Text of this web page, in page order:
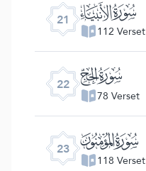
21 ﮡ
112 Verset
22 ﮢ
78 Verset
23 ﮣ
118 Verset